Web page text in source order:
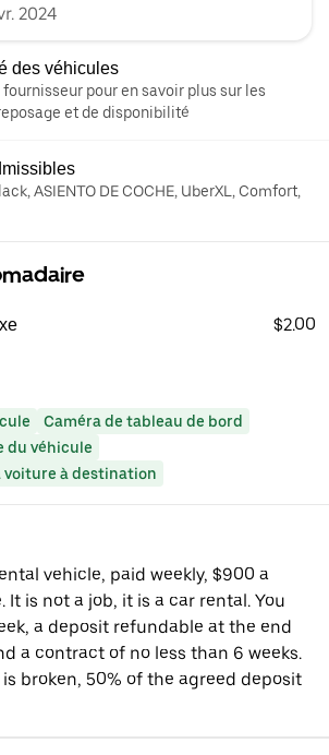
2024
des véhicules
pour en savoir plus sur les
et de disponibilité
ASIENTO DE COCHE, UberXL, Comfort,
$2.00
Caméra de tableau de bord
du véhicule
voiture à destination
vehicle, paid weekly, $900 a
It is not a job, it is a car rental. You
a deposit refundable at the end
a contract of no less than 6 weeks.
broken, 50% of the agreed deposit